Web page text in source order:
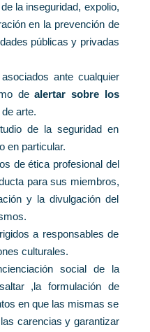
la inseguridad, expolio,
en la prevención de
públicas y privadas
ante cualquier
dealertar sobre los
arte.
de la seguridad en
en particular.
de ética profesional del
para sus miembros,
y la divulgación del
a responsables de
culturales.
social de la
,la formulación de
en que las mismas se
carencias y garantizar